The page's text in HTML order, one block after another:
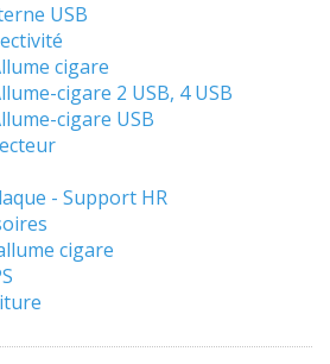
USB
cigare
cigare 2 USB, 4 USB
cigare USB
- Support HR
cigare